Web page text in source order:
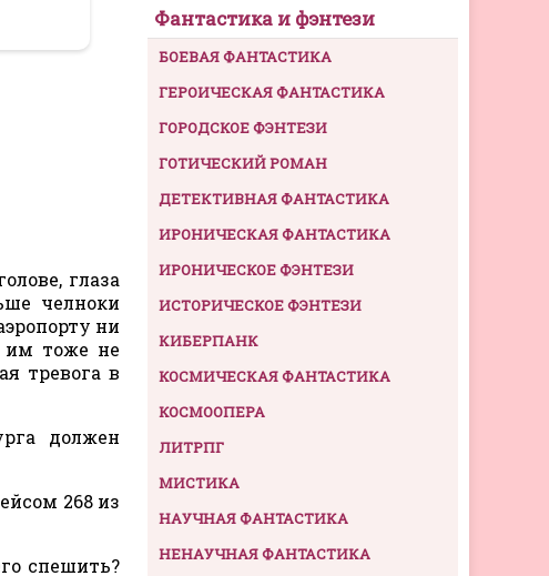
глаза
челноки
ни
им тоже не
тревога в
должен
268 из
спешить?
Фантастика и фэнтези
БОЕВАЯ ФАНТАСТИКА
ГЕРОИЧЕСКАЯ ФАНТАСТИКА
ГОРОДСКОЕ ФЭНТЕЗИ
ГОТИЧЕСКИЙ РОМАН
ДЕТЕКТИВНАЯ ФАНТАСТИКА
ИРОНИЧЕСКАЯ ФАНТАСТИКА
ИРОНИЧЕСКОЕ ФЭНТЕЗИ
ИСТОРИЧЕСКОЕ ФЭНТЕЗИ
КИБЕРПАНК
КОСМИЧЕСКАЯ ФАНТАСТИКА
КОСМООПЕРА
ЛИТРПГ
МИСТИКА
НАУЧНАЯ ФАНТАСТИКА
НЕНАУЧНАЯ ФАНТАСТИКА